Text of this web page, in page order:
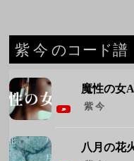
八月の花
紫 今
夢遊病
紫 今
ウワサの